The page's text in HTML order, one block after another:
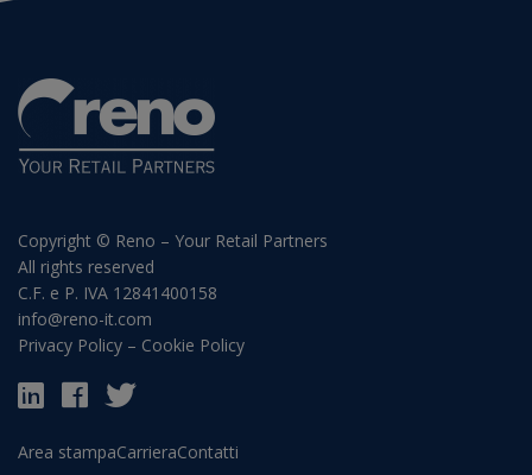
Copyright © Reno – Your Retail Partners
All rights reserved
C.F. e P. IVA 12841400158
info@reno-it.com
Privacy Policy – Cookie Policy
Area stampaCarrieraContatti